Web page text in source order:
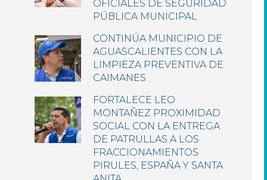
OFICIALES DE SEGURIDAD
PÚBLICA MUNICIPAL
CONTINÚA MUNICIPIO DE
AGUASCALIENTES CON LA
LIMPIEZA PREVENTIVA DE
CAIMANES
FORTALECE LEO
MONTAÑEZ PROXIMIDAD
SOCIAL CON LA ENTREGA
DE PATRULLAS A LOS
FRACCIONAMIENTOS
PIRULES, ESPAÑA Y SANTA